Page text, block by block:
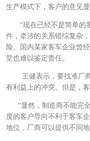
生产模式下，客户的意见
“现在已经不是简单的客
件，牵涉的关系错综复杂
险。国内某家客车企业曾
堂也难以鉴定责任。
王健表示，要找准厂商
有利益上的冲突。但是，
“显然，制造商不能完全
度的客户导向不利于客车
地位，厂商可以提供不同